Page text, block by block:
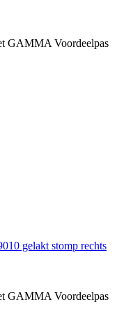
GAMMA Voordeelpas
gelakt stomp rechts
GAMMA Voordeelpas